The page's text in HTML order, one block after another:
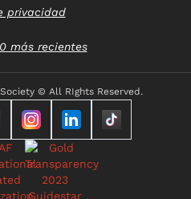
privacidad
más recientes
© All RIghts Reserved.